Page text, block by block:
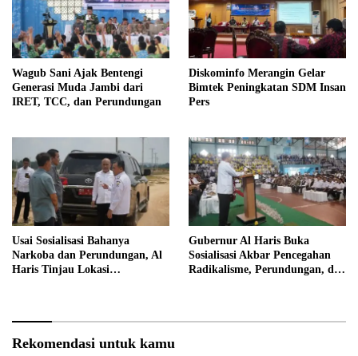
Wagub Sani Ajak Bentengi
Generasi Muda Jambi dari
IRET, TCC, dan Perundungan
Diskominfo Merangin Gelar
Bimtek Peningkatan SDM Insan
Pers
Usai Sosialisasi Bahanya
Narkoba dan Perundungan, Al
Haris Tinjau Lokasi
Gubernur Al Haris Buka
Sosialisasi Akbar Pencegahan
Radikalisme, Perundungan, dan
Rekomendasi untuk kamu